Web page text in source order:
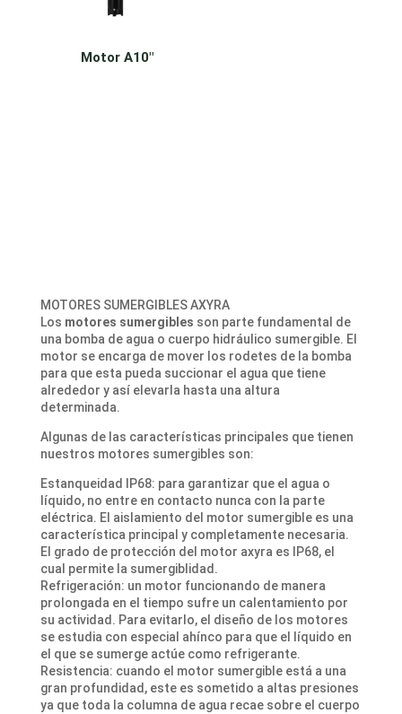
Motor A10″
MOTORES SUMERGIBLES AXYRA
Los motores sumergibles son parte fundamental de
una bomba de agua o cuerpo hidráulico sumergible. El
motor se encarga de mover los rodetes de la bomba
para que esta pueda succionar el agua que tiene
alrededor y así elevarla hasta una altura
determinada.
Algunas de las características principales que tienen
nuestros motores sumergibles son:
Estanqueidad IP68: para garantizar que el agua o
líquido, no entre en contacto nunca con la parte
eléctrica. El aislamiento del motor sumergible es una
característica principal y completamente necesaria.
El grado de protección del motor axyra es IP68, el
cual permite la sumergiblidad.
Refrigeración: un motor funcionando de manera
prolongada en el tiempo sufre un calentamiento por
su actividad. Para evitarlo, el diseño de los motores
se estudia con especial ahínco para que el líquido en
el que se sumerge actúe como refrigerante.
Resistencia: cuando el motor sumergible está a una
gran profundidad, este es sometido a altas presiones
ya que toda la columna de agua recae sobre el cuerpo